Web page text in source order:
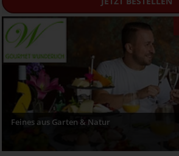
Feines aus Garten & Natur